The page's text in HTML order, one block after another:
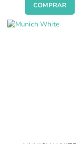
COMPRAR